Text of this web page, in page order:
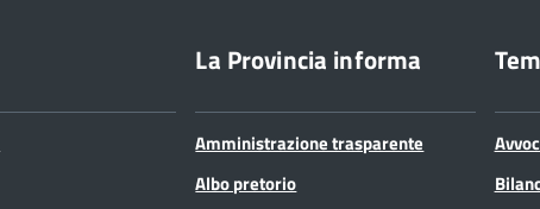
La Provincia informa
Amministrazione trasparente
Albo pretorio